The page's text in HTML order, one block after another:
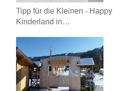
Tipp für die Kleinen - Happy
Kinderland in…